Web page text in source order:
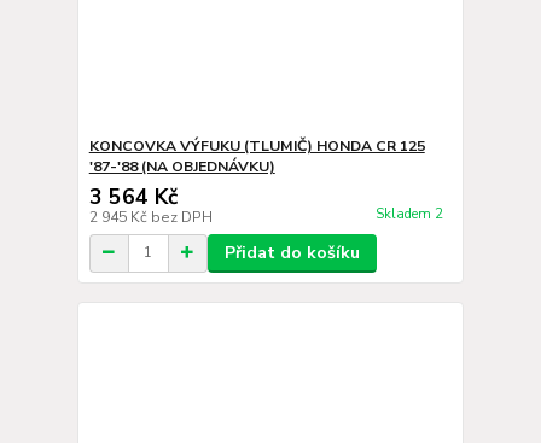
KONCOVKA VÝFUKU (TLUMIČ) HONDA CR 125
'87-'88 (NA OBJEDNÁVKU)
3 564 Kč
2 945 Kč bez DPH Skladem 2
Přidat do košíku